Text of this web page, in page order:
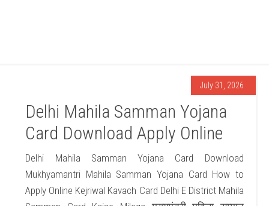
July 31, 2026
Delhi Mahila Samman Yojana
Card Download Apply Online
Delhi Mahila Samman Yojana Card Download
Mukhyamantri Mahila Samman Yojana Card How to
Apply Online Kejriwal Kavach Card Delhi E District Mahila